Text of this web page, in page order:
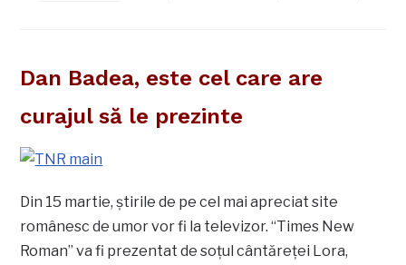
Dan Badea, este cel care are
curajul să le prezinte
Din 15 martie, ştirile de pe cel mai apreciat site
românesc de umor vor fi la televizor. “Times New
Roman” va fi prezentat de soţul cântăreţei Lora,